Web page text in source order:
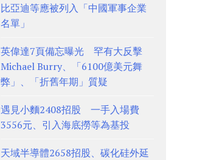
比亞迪等應被列入「中國軍事企業
名單」
英偉達7頁備忘曝光 罕有大反擊
Michael Burry、「6100億美元舞
弊」、「折舊年期」質疑
遇見小麵2408招股 一手入場費
3556元、引入海底撈等為基投
天域半導體2658招股、碳化硅外延